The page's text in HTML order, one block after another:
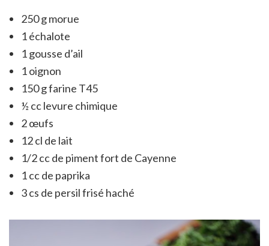
250 g morue
1 échalote
1 gousse d’ail
1 oignon
150 g farine T45
½ cc levure chimique
2 œufs
12 cl de lait
1/2 cc de piment fort de Cayenne
1 cc de paprika
3 cs de persil frisé haché